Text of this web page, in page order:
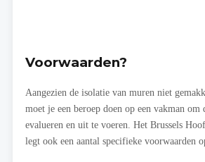
Voorwaarden?
Aangezien de isolatie van muren niet
moet je een beroep doen op een vakman om
evalueren en uit te voeren. Het Brussels
legt ook een aantal specifieke voorwaarden